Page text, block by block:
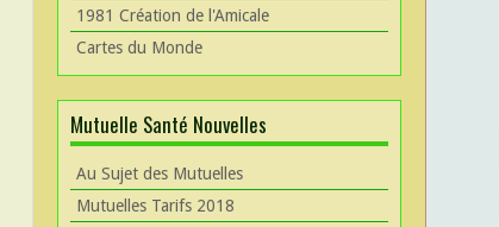
1981 Création de l'Amicale
Cartes du Monde
Mutuelle Santé Nouvelles
Au Sujet des Mutuelles
Mutuelles Tarifs 2018